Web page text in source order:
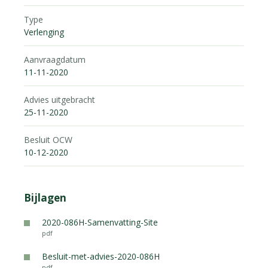
Type
Verlenging
Aanvraagdatum
11-11-2020
Advies uitgebracht
25-11-2020
Besluit OCW
10-12-2020
Bijlagen
2020-086H-Samenvatting-Site
pdf
Besluit-met-advies-2020-086H